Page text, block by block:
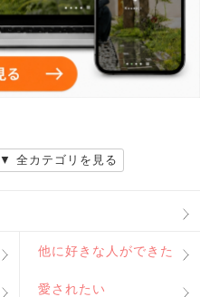
▼ 全カテゴリを見る
他に好きな人ができた
愛されたい